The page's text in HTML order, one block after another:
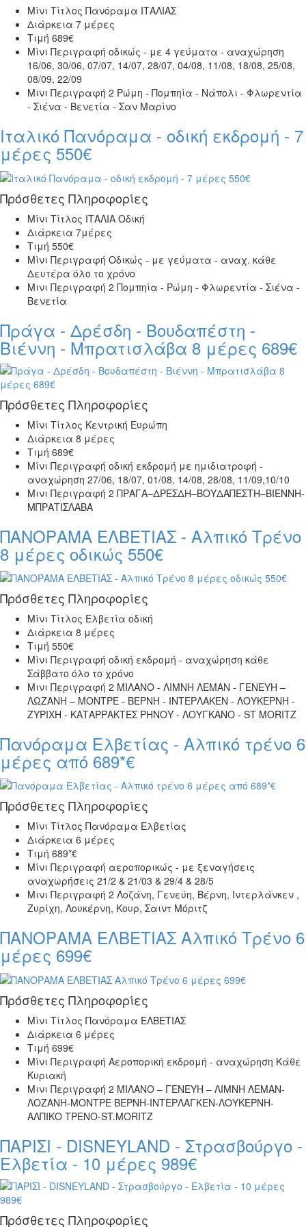
Μίνι Τίτλος Πανόραμα ΙΤΑΛΙΑΣ
Διάρκεια 7 μέρες
Τιμή 689€
Μίνι Περιγραφή οδικώς - με 4 γεύματα - αναχώρηση
16/06, 30/06, 07/07, 14/07, 28/07, 04/08, 11/08, 18/08, 25/08,
08/09, 22/09
Μινι Περιγραφή 2 Ρώμη - Πομπηία - Νάπολι - Φλωρεντία
- Σιένα - Βενετία - Σαν Μαρίνο
Ιταλικό Πανόραμα - οδική εκδρομή - 7
μέρες 550€
Πρόσθετες Πληροφορίες
Μίνι Τίτλος ΙΤΑΛΙΑ Οδική
Διάρκεια 7μέρες
Τιμή 550€
Μίνι Περιγραφή Οδικώς - με γεύματα - αναχ. κάθε
Δευτέρα όλο το χρόνο
Μινι Περιγραφή 2 Πομπηία - Ρώμη - Φλωρεντία - Σιένα -
Βενετία
Πράγα - Δρέσδη - Βουδαπέστη -
Βιέννη - Μπρατισλάβα 8 μέρες 689€
Πρόσθετες Πληροφορίες
Μίνι Τίτλος Κεντρική Ευρώπη
Διάρκεια 8 μέρες
Τιμή 689€
Μίνι Περιγραφή οδική εκδρομή με ημιδιατροφή -
αναχώρηση 27/06, 18/07, 01/08, 14/08, 28/08, 11/09,10/10
Μινι Περιγραφή 2 ΠΡΑΓΑ–ΔΡΕΣΔΗ–ΒΟΥΔΑΠΕΣΤΗ–ΒΙΕΝΝΗ-
ΜΠΡΑΤΙΣΛΑΒΑ
ΠΑΝΟΡΑΜΑ ΕΛΒΕΤΙΑΣ - Αλπικό Τρένο
8 μέρες οδικώς 550€
Πρόσθετες Πληροφορίες
Μίνι Τίτλος Ελβετία οδική
Διάρκεια 8 μέρες
Τιμή 550€
Μίνι Περιγραφή οδική εκδρομή - αναχώρηση κάθε
Σάββατο όλο το χρόνο
Μινι Περιγραφή 2 ΜΙΛΑΝΟ - ΛΙΜΝΗ ΛΕΜΑΝ - ΓΕΝΕΥΗ –
ΛΩΖΑΝΗ – ΜΟΝΤΡΕ - ΒΕΡΝΗ - ΙΝΤΕΡΛΑΚΕΝ - ΛΟΥΚΕΡΝΗ -
ΖΥΡΙΧΗ - ΚΑΤΑΡPΑΚΤΕΣ ΡΗΝΟΥ - ΛΟΥΓΚΑΝΟ - ST MORITZ
Πανόραμα Ελβετίας - Αλπικό τρένο 6
μέρες από 689*€
Πρόσθετες Πληροφορίες
Μίνι Τίτλος Πανόραμα Ελβετίας
Διάρκεια 6 μέρες
Τιμή 689*€
Μίνι Περιγραφή αεροπορικώς - με ξεναγήσεις
αναχωρήσεις 21/2 & 21/03 & 29/4 & 28/5
Μινι Περιγραφή 2 Λοζάνη, Γενεύη, Βέρνη, Ιντερλάνκεν ,
Ζυρίχη, Λουκέρνη, Κουρ, Σαιντ Μόριτζ
ΠΑΝΟΡΑΜΑ ΕΛΒΕΤΙΑΣ Αλπικό Τρένο 6
μέρες 699€
Πρόσθετες Πληροφορίες
Μίνι Τίτλος Πανόραμα ΕΛΒΕΤΙΑΣ
Διάρκεια 6 μέρες
Τιμή 699€
Μίνι Περιγραφή Αεροπορική εκδρομή - αναχώρηση Κάθε
Κυριακή
Μινι Περιγραφή 2 ΜΙΛΑΝΟ – ΓΕΝΕΥΗ – ΛΙΜΝΗ ΛΕΜΑΝ-
ΛΟΖΑΝΗ-ΜΟΝΤΡΕ ΒΕΡΝΗ-ΙΝΤΕΡΛΑΓΚΕΝ-ΛΟΥΚΕΡΝΗ-
ΑΛΠΙΚΟ ΤΡΕΝΟ-ST.MORITZ
ΠΑΡΙΣΙ - DISNEYLAND - Στρασβούργο -
Ελβετία - 10 μέρες 989€
Πρόσθετες Πληροφορίες